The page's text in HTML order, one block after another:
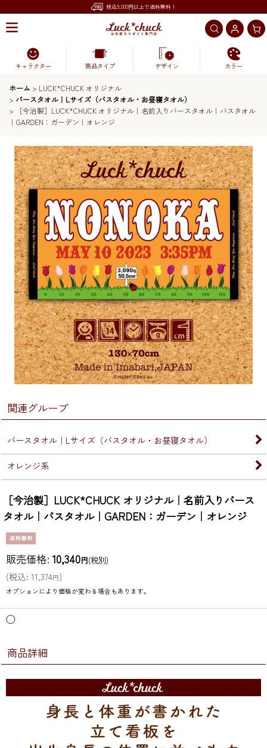
税込9,000円以上で送料無料！
キャラクター 商品タイプ デザイン カラー
ホーム > LUCK*CHUCK オリジナル
> バースタオル｜Lサイズ（バスタオル・お昼寝タオル）
>
［今治製］LUCK*CHUCK オリジナル｜名前入りバースタオル｜バスタオル
｜GARDEN：ガーデン｜オレンジ
関連グループ
バースタオル｜Lサイズ（バスタオル・お昼寝タオル）
オレンジ系
［今治製］LUCK*CHUCK オリジナル｜名前入りバース
タオル｜バスタオル｜GARDEN：ガーデン｜オレンジ
販売価格: 10,340円(税別)
(税込: 11,374円)
オプションにより価格が変わる場合もあります。
◯
商品詳細